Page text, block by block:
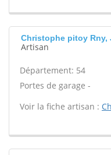
Christophe pitoy Rny,
Artisan
Département: 54
Portes de garage -
Voir la fiche artisan :